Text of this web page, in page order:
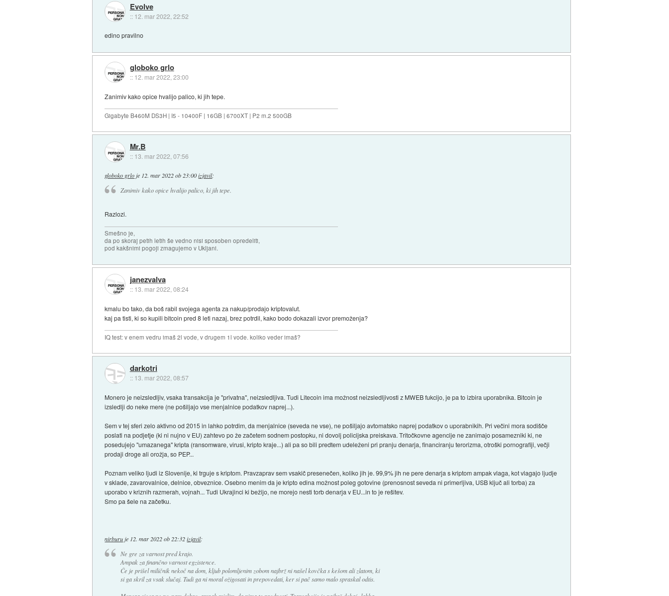
Evolve
:: 12. mar 2022, 22:52
edino pravilno
globoko grlo
:: 12. mar 2022, 23:00
Zanimiv kako opice hvalijo palico, ki jih tepe.
Gigabyte B460M DS3H | I5 - 10400F | 16GB | 6700XT | P2 m.2 500GB
Mr.B
:: 13. mar 2022, 07:56
globoko grlo je 12. mar 2022 ob 23:00 izjavil:
Zanimiv kako opice hvalijo palico, ki jih tepe.
Razlozi.
Smešno je,
da po skoraj petih letih še vedno nisi sposoben opredeliti,
pod kakšnimi pogoji zmagujemo v Ukljani.
janezvalva
:: 13. mar 2022, 08:24
kmalu bo tako, da boš rabil svojega agenta za nakup/prodajo kriptovalut.
kaj pa tisti, ki so kupili bitcoin pred 8 leti nazaj, brez potrdil, kako bodo dokazali izvor premoženja?
IQ test: v enem vedru imaš 2l vode, v drugem 1l vode. koliko veder imaš?
darkotri
:: 13. mar 2022, 08:57
Monero je neizsledljiv, vsaka transakcija je "privatna", neizsledljiva. Tudi Litecoin ima možnost neizsledljivosti z MWEB fukcijo, je pa to izbira uporabnika. Bitcoin je
izsledlji do neke mere (ne pošiljajo vse menjalnice podatkov naprej...).
Sem v tej sferi zelo aktivno od 2015 in lahko potrdim, da menjalnice (seveda ne vse), ne pošiljajo avtomatsko naprej podatkov o uporabnikih. Pri večini mora sodišče
poslati na podjetje (ki ni nujno v EU) zahtevo po že začetem sodnem postopku, ni dovolj policijska preiskava. Tritočkovne agencije ne zanimajo posamezniki ki, ne
posedujejo "umazanega" kripta (ransomware, virusi, kripto kraje...) ali pa so bili predtem udeleženi pri pranju denarja, financiranju terorizma, otroški pornografiji, večji
prodaji droge ali orožja, so PEP...
Poznam veliko ljudi iz Slovenije, ki trguje s kriptom. Pravzaprav sem vsakič presenečen, koliko jih je. 99,9% jih ne pere denarja s kriptom ampak vlaga, kot vlagajo ljudje
v sklade, zavarovalnice, delnice, obveznice. Osebno menim da je kripto edina možnost poleg gotovine (prenosnost seveda ni primerljiva, USB ključ ali torba) za
uporabo v kriznih razmerah, vojnah... Tudi Ukrajinci ki bežijo, ne morejo nesti torb denarja v EU...in to je rešitev.
Smo pa šele na začetku.
nirburu je 12. mar 2022 ob 22:32 izjavil:
Ne gre za varnost pred krajo.
Ampak za finančno varnost egzistence.
Če je prišel miličnik nekoč na dom, kljub polomljenim zobom najbrž ni našel kovčka s kešom ali zlatom, ki
si ga skril za vsak slučaj. Tudi ga ni moral ožigosati in prepovedati, ker si pač samo malo spraskal odtis.